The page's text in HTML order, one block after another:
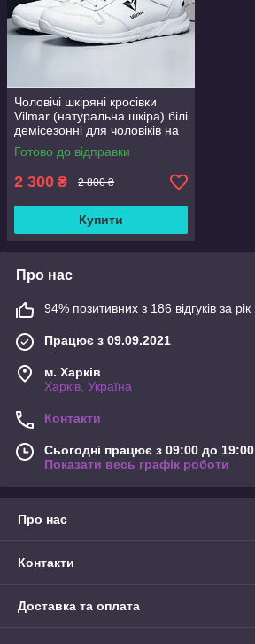
Чоловічі шкіряні кросівки
Vilmar (натуральна шкіра) білі
демісезонні для чоловіків на
весну осінь, розмір 39 40 41
42 43 44 45 46
Готово до відправки
2 300 ₴ 2 800 ₴
Купити
Про нас
94% позитивних з 186 відгуків за рік
Працює з 09.09.2021
м. Харків
Харків, Україна
Контакти
Сьогодні працює з 09:00 до 19:00
Показати весь графік роботи
Про нас
Контакти
Доставка та оплата